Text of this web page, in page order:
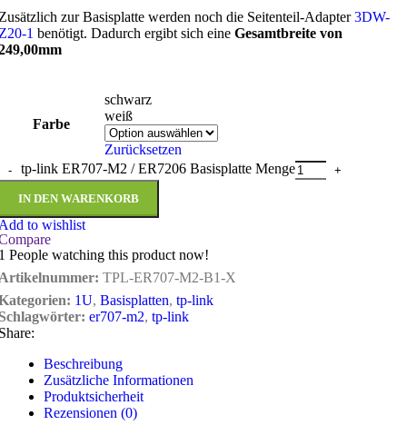
zur Basisplatte werden noch die Seitenteil-Adapter3DW-
1 benötigt. Dadurch ergibt sich eine Gesamtbreite von
Farbe
schwarz
weiß
Zurücksetzen
tp-link ER707-M2 / ER7206 Basisplatte Menge
IN DEN WARENKORB
to wishlist
People watching this product now!
TPL-ER707-M2-B1-X
1U, Basisplatten, tp-link
er707-m2, tp-link
Beschreibung
Zusätzliche Informationen
Produktsicherheit
Rezensionen (0)